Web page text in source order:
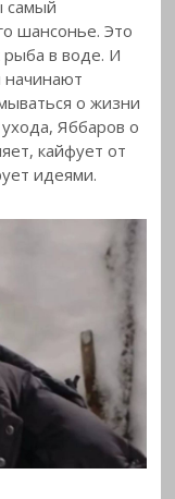
самый
шансонье. Это
рыба в воде. И
начинают
о жизни
Яббаров о
кайфует от
идеями.